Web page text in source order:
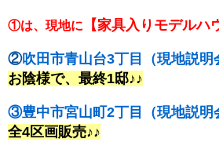
①は、現地に 【家具入りモデルハ
②吹田市青山台3丁目（現地説明
お陰様で、最終1邸♪♪
③豊中市宮山町2丁目（現地説明
全4区画販売♪♪